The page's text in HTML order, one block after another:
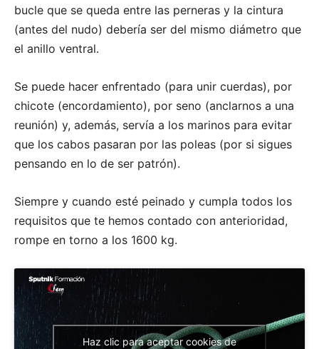
bucle que se queda entre las perneras y la cintura
(antes del nudo) debería ser del mismo diámetro que
el anillo ventral.
Se puede hacer enfrentado (para unir cuerdas), por
chicote (encordamiento), por seno (anclarnos a una
reunión) y, además, servía a los marinos para evitar
que los cabos pasaran por las poleas (por si sigues
pensando en lo de ser patrón).
Siempre y cuando esté peinado y cumpla todos los
requisitos que te hemos contado con anterioridad,
rompe en torno a los 1600 kg.
Haz clic para aceptar cookies de